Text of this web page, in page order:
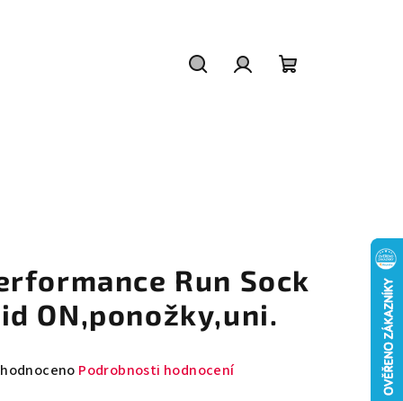
Run Sock
ON,ponožky,uni.
Podrobnosti hodnocení